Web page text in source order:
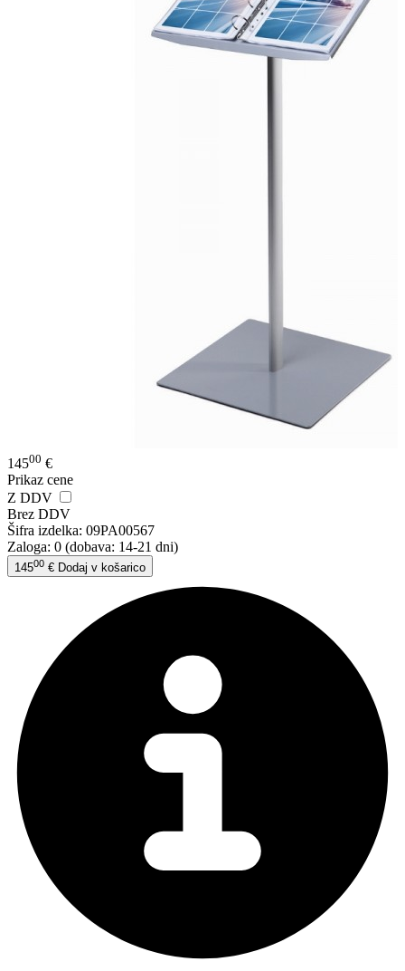
14500 €
Prikaz cene
Z DDV
Brez DDV
Šifra izdelka: 09PA00567
Zaloga: 0 (dobava: 14-21 dni)
14500 € Dodaj v košarico